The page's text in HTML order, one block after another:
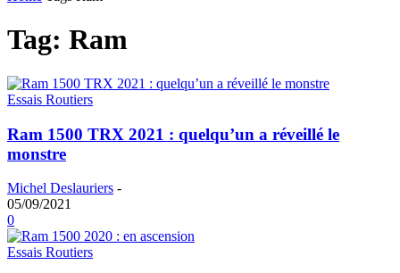
Tag: Ram
Essais Routiers
Ram 1500 TRX 2021 : quelqu’un a réveillé le
monstre
Michel Deslauriers -
05/09/2021
0
Essais Routiers